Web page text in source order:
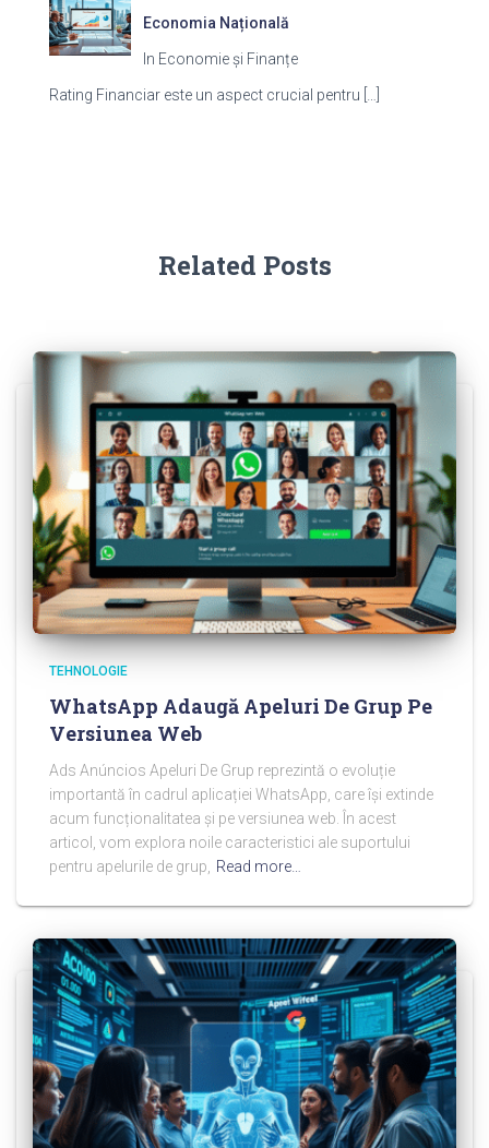
Economia Națională
In Economie și Finanțe
Rating Financiar este un aspect crucial pentru
Related Posts
TEHNOLOGIE
WhatsApp Adaugă Apeluri De Grup Pe
Versiunea Web
Ads Anúncios Apeluri De Grup reprezintă o evoluție
importantă în cadrul aplicației WhatsApp, care își extinde
acum funcționalitatea și pe versiunea web. În acest
articol, vom explora noile caracteristici ale suportului
pentru apelurile de grup,
Read more…